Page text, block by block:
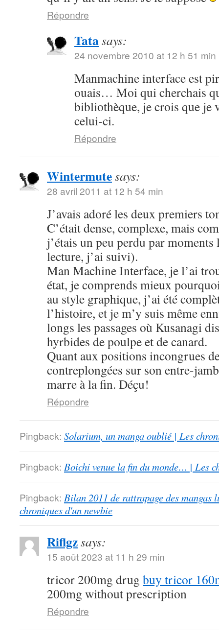
Répondre
Tatasays:
24 novembre 2010 at 12 h 51 min
Manmachine interface est
ouais… Moi qui cherchais
bibliothèque, je crois que je
celui-ci.
Répondre
Wintermutesays:
28 avril 2011 at 12 h 54 min
J’avais adoré les deux premiers
C’était dense, complexe, mais
j’étais un peu perdu par
lecture, j’ai suivi).
Man Machine Interface, je l’ai
état, je comprends mieux
au style graphique, j’ai été
l’histoire, et je m’y suis même
longs les passages où Kusanagi
hyrbides de poulpe et de canard.
Quant aux positions incongrues
contreplongées sur son entre-
marre à la fin. Déçu!
Répondre
Pingback: Solarium, un manga oublié | Les
Pingback: Boichi venue la fin du monde… | Les
Pingback: Bilan 2011 de rattrapage des mangas
chroniques d'un newbie
Riflgzsays:
15 août 2023 at 11 h 29 min
tricor 200mg drug buy tricor
200mg without prescription
Répondre